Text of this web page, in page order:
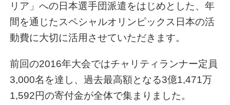
リア」への日本選手団派遣をはじめとした、年
間を通じたスペシャルオリンピックス日本の活
動費に大切に活用させていただきます。
前回の2016年大会ではチャリティランナー定員
3,000名を達し、過去最高額となる3億1,471万
1,592円の寄付金が全体で集まりました。